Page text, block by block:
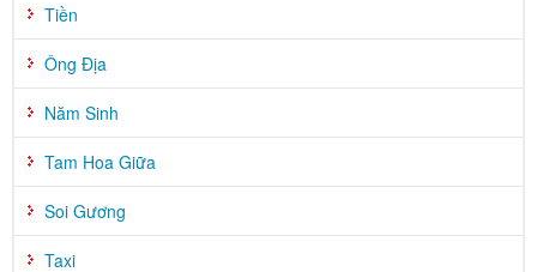
Tiền
Ông Địa
Năm Sinh
Tam Hoa Giữa
Soi Gương
Taxi